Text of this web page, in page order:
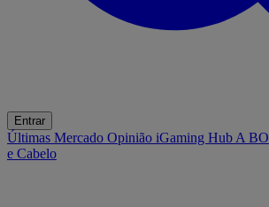
Entrar
Últimas Mercado Opinião iGaming Hub A
e Cabelo